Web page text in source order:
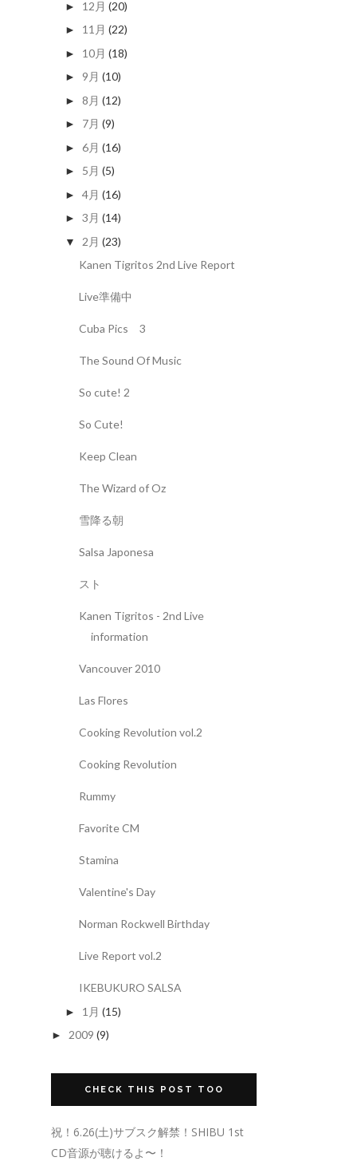
► 12月 (20)
► 11月 (22)
► 10月 (18)
► 9月 (10)
► 8月 (12)
► 7月 (9)
► 6月 (16)
► 5月 (5)
► 4月 (16)
► 3月 (14)
▼ 2月 (23)
Kanen Tigritos 2nd Live Report
Live準備中
Cuba Pics 3
The Sound Of Music
So cute! 2
So Cute!
Keep Clean
The Wizard of Oz
雪降る朝
Salsa Japonesa
スト
Kanen Tigritos - 2nd Live
information
Vancouver 2010
Las Flores
Cooking Revolution vol.2
Cooking Revolution
Rummy
Favorite CM
Stamina
Valentine's Day
Norman Rockwell Birthday
Live Report vol.2
IKEBUKURO SALSA
► 1月 (15)
► 2009 (9)
CHECK THIS POST TOO
祝！6.26(土)サブスク解禁！SHIBU 1st
CD音源が聴けるよ〜！